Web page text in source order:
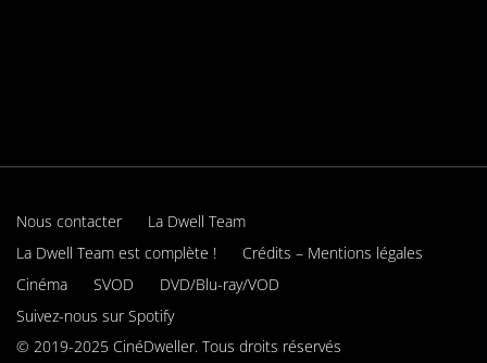
Nous contacter
La Dwell Team
La Dwell Team est complète !
Crédits – Mentions légales
Cinéma
SVOD
DVD/Blu-ray/VOD
Suivez-nous sur Spotify
© 2019-2025 CinéDweller. Tous droits réservés